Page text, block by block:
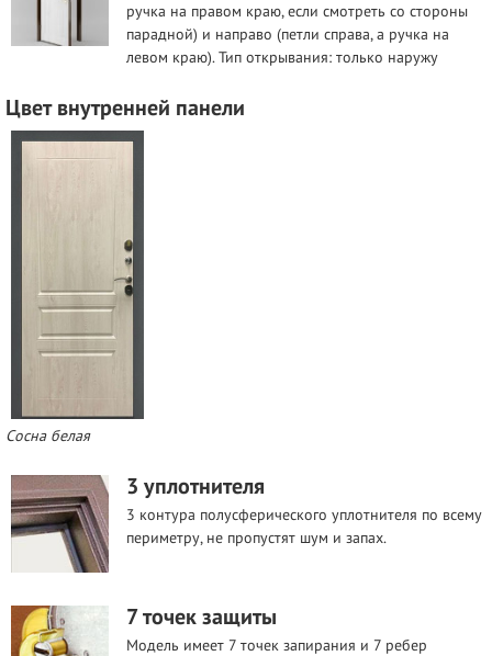
ручка на правом краю, если смотреть со стороны
парадной) и направо (петли справа, а ручка на
левом краю). Тип открывания: только наружу
Цвет внутренней панели
Сосна белая
3 уплотнителя
3 контура полусферического уплотнителя по всему
периметру, не пропустят шум и запах.
7 точек защиты
Модель имеет 7 точек запирания и 7 ребер